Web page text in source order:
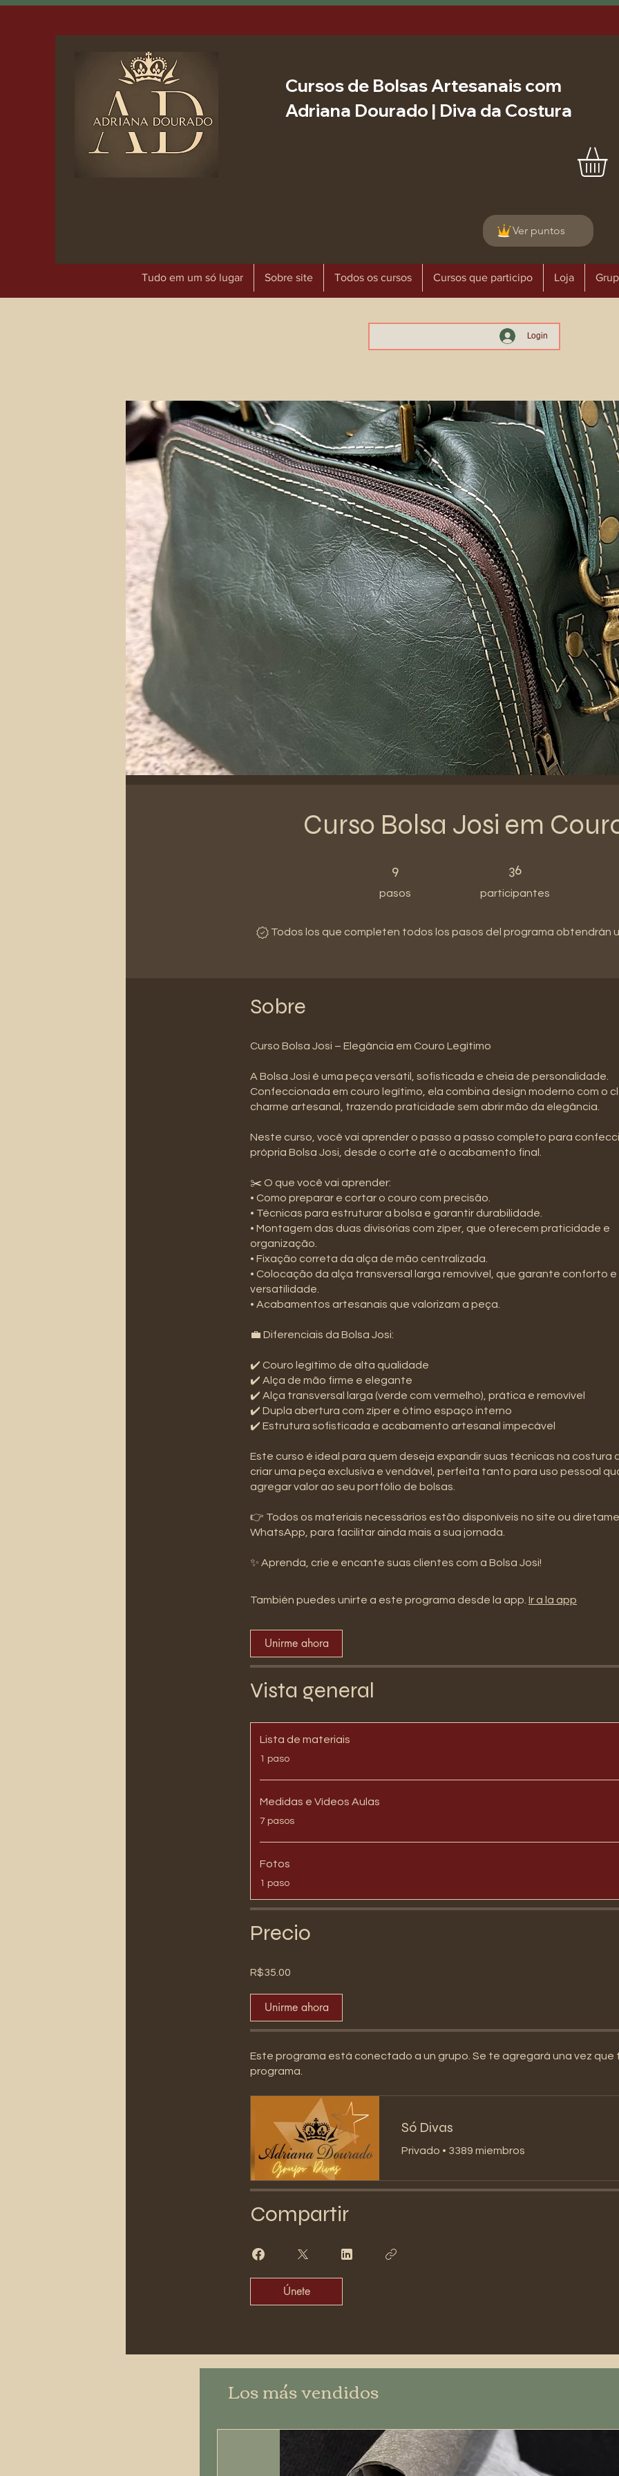
Cursos de Bolsas Artesanais com
Adriana Dourado | Diva da Costura
Ver puntos
Tudo em um só lugar Sobre site Todos os cursos Cursos que participo Loja
Login
Curso Bolsa Josi em
9
pasos
36
participantes
36 participantes
Todos los que completen todos los pasos del programa obtendrán
Sobre
Curso Bolsa Josi – Elegância em Couro Legítimo
A Bolsa Josi é uma peça versátil, sofisticada e cheia de personalidade.
Confeccionada em couro legítimo, ela combina design moderno com o
charme artesanal, trazendo praticidade sem abrir mão da elegância.
Neste curso, você vai aprender o passo a passo completo para
própria Bolsa Josi, desde o corte até o acabamento final.
✂️ O que você vai aprender:
• Como preparar e cortar o couro com precisão.
• Técnicas para estruturar a bolsa e garantir durabilidade.
• Montagem das duas divisórias com zíper, que oferecem praticidade e
organização.
• Fixação correta da alça de mão centralizada.
• Colocação da alça transversal larga removível, que garante conforto e
versatilidade.
• Acabamentos artesanais que valorizam a peça.
💼 Diferenciais da Bolsa Josi:
✔️ Couro legítimo de alta qualidade
✔️ Alça de mão firme e elegante
✔️ Alça transversal larga (verde com vermelho), prática e removível
✔️ Dupla abertura com zíper e ótimo espaço interno
✔️ Estrutura sofisticada e acabamento artesanal impecável
Este curso é ideal para quem deseja expandir suas técnicas na costura
criar uma peça exclusiva e vendável, perfeita tanto para uso pessoal
agregar valor ao seu portfólio de bolsas.
👉 Todos os materiais necessários estão disponíveis no site ou
WhatsApp, para facilitar ainda mais a sua jornada.
También puedes unirte a este programa desde la app. Ir a la app
Unirme ahora
Vista general
Lista de materiais
.1 paso
Medidas e Vídeos Aulas
.7 pasos
Fotos
.1 paso
Precio
R$35.00
Unirme ahora
Este programa está conectado a un grupo. Se te agregará una vez que
programa.
Só Divas
Privado • 3389 miembros
Compartir
Únete
Los más vendidos